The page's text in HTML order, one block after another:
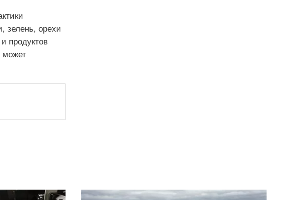
зелень, орехи
продуктов
может